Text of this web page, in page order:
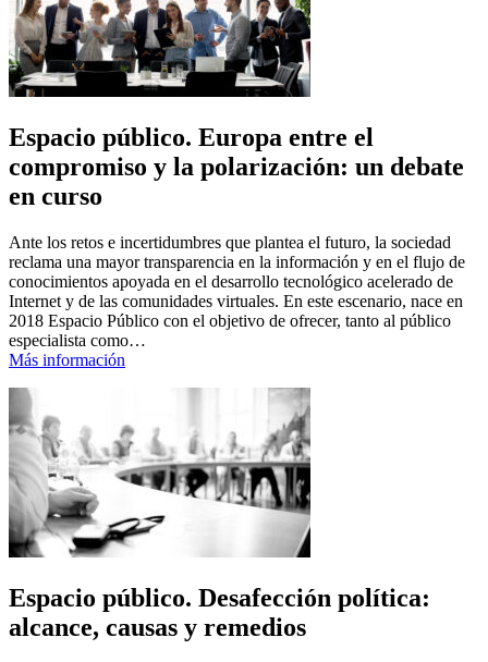
Espacio público. Europa entre el
compromiso y la polarización: un debate
en curso
Ante los retos e incertidumbres que plantea el futuro, la sociedad
reclama una mayor transparencia en la información y en el flujo de
conocimientos apoyada en el desarrollo tecnológico acelerado de
Internet y de las comunidades virtuales. En este escenario, nace en
2018 Espacio Público con el objetivo de ofrecer, tanto al público
especialista como…
Más información
Espacio público. Desafección política:
alcance, causas y remedios